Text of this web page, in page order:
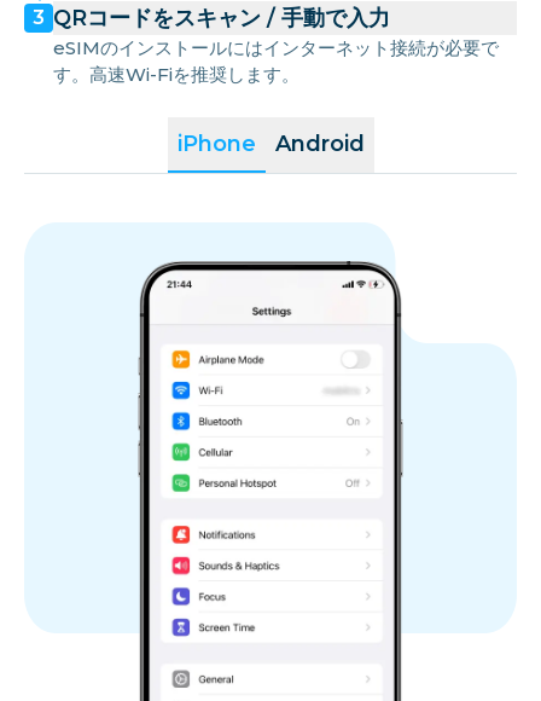
iPhone Android
3 QRコードをスキャン / 手動で入力
eSIMのインストールにはインターネット接続が必要で
す。高速Wi-Fiを推奨します。